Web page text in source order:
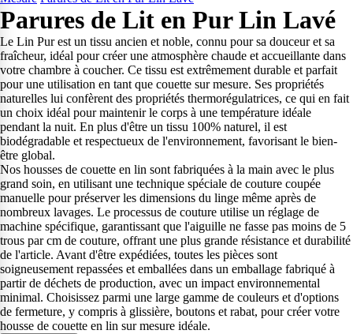
Parures de Lit en Pur Lin Lavé
Le Lin Pur est un tissu ancien et noble, connu pour sa douceur et sa
fraîcheur, idéal pour créer une atmosphère chaude et accueillante dans
votre chambre à coucher. Ce tissu est extrêmement durable et parfait
pour une utilisation en tant que couette sur mesure. Ses propriétés
naturelles lui confèrent des propriétés thermorégulatrices, ce qui en fait
un choix idéal pour maintenir le corps à une température idéale
pendant la nuit. En plus d'être un tissu 100% naturel, il est
biodégradable et respectueux de l'environnement, favorisant le bien-
être global.
Nos housses de couette en lin sont fabriquées à la main avec le plus
grand soin, en utilisant une technique spéciale de couture coupée
manuelle pour préserver les dimensions du linge même après de
nombreux lavages. Le processus de couture utilise un réglage de
machine spécifique, garantissant que l'aiguille ne fasse pas moins de 5
trous par cm de couture, offrant une plus grande résistance et durabilité
de l'article. Avant d'être expédiées, toutes les pièces sont
soigneusement repassées et emballées dans un emballage fabriqué à
partir de déchets de production, avec un impact environnemental
minimal. Choisissez parmi une large gamme de couleurs et d'options
de fermeture, y compris à glissière, boutons et rabat, pour créer votre
housse de couette en lin sur mesure idéale.